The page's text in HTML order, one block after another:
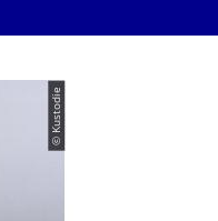
© Kustodie